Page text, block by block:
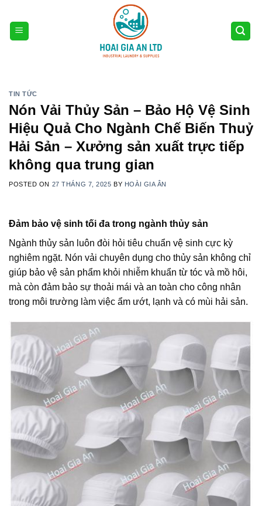
content
TIN TỨC
Nón Vải Thủy Sản – Bảo Hộ Vệ Sinh
Hiệu Quả Cho Ngành Chế Biến Thuỷ
Hải Sản – Xưởng sản xuất trực tiếp
không qua trung gian
POSTED ON 27 THÁNG 7, 2025 BY HOÀI GIA ÂN
Đảm bảo vệ sinh tối đa trong ngành thủy sản
Ngành thủy sản luôn đòi hỏi tiêu chuẩn vệ sinh cực kỳ
nghiêm ngặt. Nón vải chuyên dụng cho thủy sản không chỉ
giúp bảo vệ sản phẩm khỏi nhiễm khuẩn từ tóc và mồ hôi,
mà còn đảm bảo sự thoải mái và an toàn cho công nhân
trong môi trường làm việc ẩm ướt, lạnh và có mùi hải sản.